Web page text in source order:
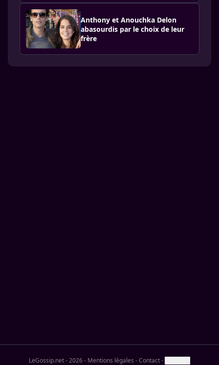
Anthony et Anouchka Delon
abasourdis par le choix de leur
frère
LeGossip.net - 2026- Mentions légales -Contact-